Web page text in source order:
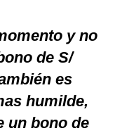
y no
de S/
es
humilde,
un bono de